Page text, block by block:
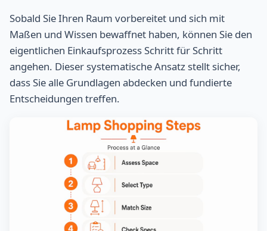
Sobald Sie Ihren Raum vorbereitet und sich mit
Maßen und Wissen bewaffnet haben, können Sie den
eigentlichen Einkaufsprozess Schritt für Schritt
angehen. Dieser systematische Ansatz stellt sicher,
dass Sie alle Grundlagen abdecken und fundierte
Entscheidungen treffen.